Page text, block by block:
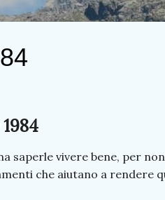
saperle vivere bene, per
che aiutano a rendere